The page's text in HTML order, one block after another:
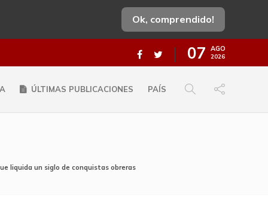
Ok, comprendido!
07 AGO
2026
ÚLTIMAS PUBLICACIONES PAÍS
liquida un siglo de conquistas obreras